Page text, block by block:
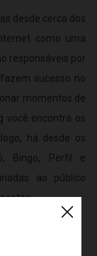
desde cerca dos
como uma
responsáveis por
sucesso no
momentos de
você encontra os
há desde os
Bingo, Perfil e
ao público